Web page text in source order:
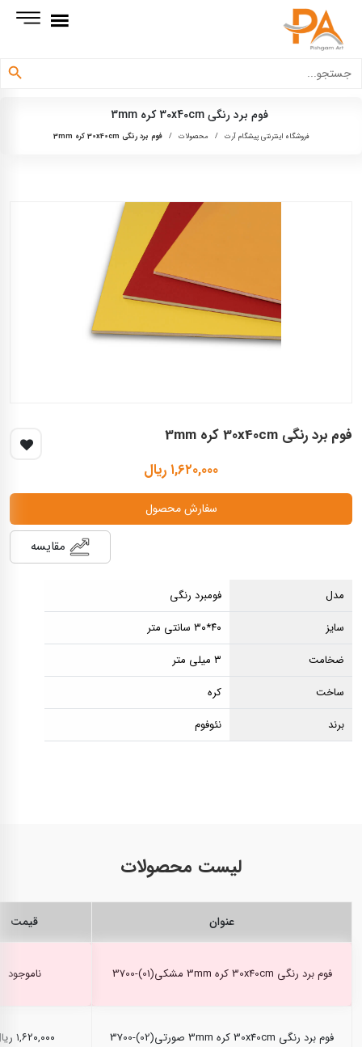
برای:
دکمه جستجو
فوم برد رنگی 30x40cm کره 3mm
فروشگاه اینترنتی پیشگام آرت / محصولات / فوم برد رنگی 30x40cm کره 3mm
فوم برد رنگی 30x40cm کره 3mm
۱,۶۲۰,۰۰۰ ریال
سفارش محصول
مقایسه
مدل
فومبرد رنگی
سایز
۴۰*۳۰ سانتی متر
ضخامت
۳ میلی متر
ساخت
کره
برند
نئوفوم
لیست محصولات
عنوان قیمت
فوم برد رنگی 30x40cm کره 3mm مشکی(01)-3700 ناموجود
فوم برد رنگی 30x40cm کره 3mm صورتی(02)-3700 ۱,۶۲۰,۰۰۰ ریال